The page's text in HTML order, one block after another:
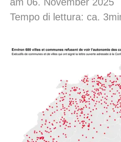
Tempo di lettura: ca.